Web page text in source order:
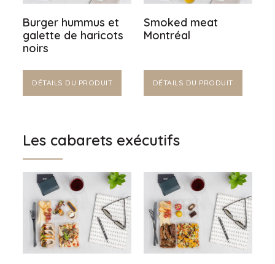
Burger hummus et
galette de haricots
noirs
DÉTAILS DU PRODUIT
Smoked meat
Montréal
DÉTAILS DU PRODUIT
Les cabarets exécutifs